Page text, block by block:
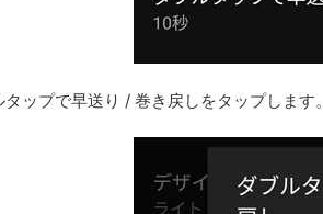
タップで早送り / 巻き戻しをタップします。